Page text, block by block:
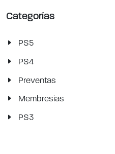
Categorías
PS5
PS4
Preventas
Membresias
PS3